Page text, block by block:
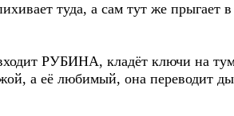
туда, а сам тут же прыгает
РУБИНА, кладёт ключи на
а её любимый, она переводит